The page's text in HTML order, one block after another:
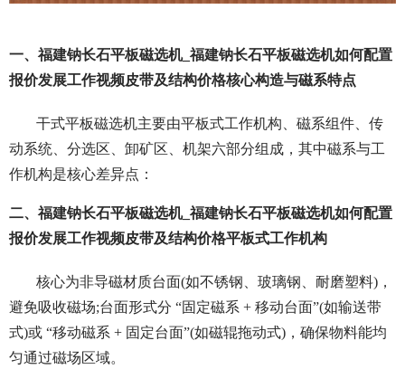
一、福建钠长石平板磁选机_福建钠长石平板磁选机如何配置
报价发展工作视频皮带及结构价格核心构造与磁系特点
干式平板磁选机主要由平板式工作机构、磁系组件、传
动系统、分选区、卸矿区、机架六部分组成，其中磁系与工
作机构是核心差异点：
二、福建钠长石平板磁选机_福建钠长石平板磁选机如何配置
报价发展工作视频皮带及结构价格平板式工作机构
核心为非导磁材质台面(如不锈钢、玻璃钢、耐磨塑料)，
避免吸收磁场;台面形式分 “固定磁系 + 移动台面”(如输送带
式)或 “移动磁系 + 固定台面”(如磁辊拖动式)，确保物料能均
匀通过磁场区域。